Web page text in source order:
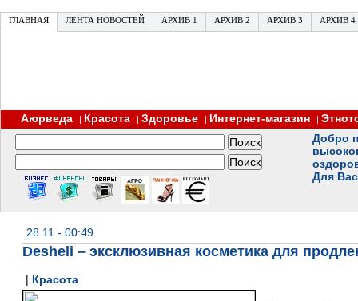
ГЛАВНАЯ ЛЕНТА НОВОСТЕЙ АРХИВ 1 АРХИВ 2 АРХИВ 3 АРХИВ 4
Аюрведа | Красота | Здоровье | Интернет-магазин |
Добро
Для
28.11 - 00:49
Desheli – эксклюзивная косметика для
| Красота